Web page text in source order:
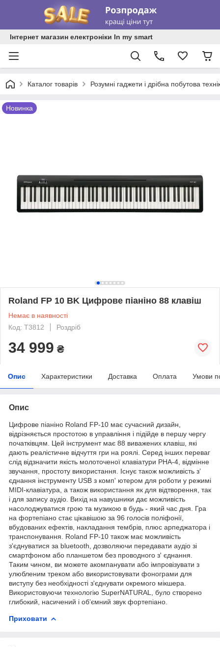
Інтернет магазин електроніки In my smart
Каталог товарів Розумні гаджети і дрібна побутова
Новинка
Roland FP 10 BK Цифрове піаніно 88 клавіш
Немає в наявності
Код: T3812
Роздріб
34 999 ₴
Опис Характеристики Доставка Оплата Умови
Опис
Цифрове піаніно Roland FP-10 має сучасний дизайн,
відрізняється простотою в управління і підійде в першу чергу
початківцям. Цей інструмент має 88 виважених клавіш, які
дають реалістичне відчуття гри на роялі. Серед інших переваг
слід відзначити якість молоточеної клавіатури PHA-4, відмінне
звучання, простоту використання. Існує також можливість з’
єднання інструменту USB з комп' ютером для роботи у режимі
MIDI-клавіатура, а також використання як для відтворення, так
і для запису аудіо. Вихід на навушники дає можливість
насолоджуватися грою та музикою в будь - який час дня. Гра
на фортепіано стає цікавішою за 96 голосів поліфонії,
вбудованих ефектів, накладання тембрів, плюс арпеджатора і
транспонування. Roland FP-10 також має можливість
з'єднуватися за bluetooth, дозволяючи передавати аудіо зі
смартфоном або планшетом без проводного з' єднання.
Таким чином, ви можете акомпанувати або імпровізувати з
улюбленим треком або використовувати фонограми для
виступу без необхідності з'єднувати окремого мікшера.
Використовуючи технологію SuperNATURAL, було створено
глибокий, насичений і об’ємний звук фортепіано.
Приховати